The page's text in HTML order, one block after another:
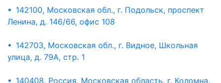
• 142100, Московская обл., г. Подольск, проспект
Ленина, д. 146/66, офис 108
• 142703, Московская обл., г. Видное, Школьная
улица, д. 79А, стр. 1
• 140408, Россия, Московская область, г. Коломна,